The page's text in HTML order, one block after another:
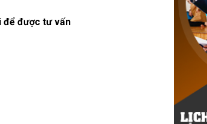
để được tư vấn